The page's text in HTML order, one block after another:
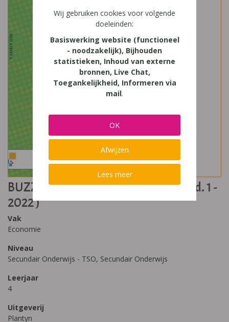
BUZZ &Trade 4 - Dubbele finaliteit (ed. 1 -
2022 )
Vak
Economie
Niveau
Secundair Onderwijs - TSO, Secundair Onderwijs
Leerjaar
4
Uitgeverij
Plantyn
Wij gebruiken cookies voor volgende
doeleinden:
Basiswerking website (functioneel
- noodzakelijk), Bijhouden
statistieken, Inhoud van externe
bronnen, Live Chat,
Toegankelijkheid, Informeren via
mail.
OK
Afwijzen
Lees meer